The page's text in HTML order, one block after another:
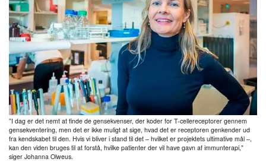
”I dag er det nemt at finde de gensekvenser, der koder for T-cellereceptorer gennem
gensekventering, men det er ikke muligt at sige, hvad det er receptoren genkender ud
fra kendskabet til den. Hvis vi bliver i stand til det – hvilket er projektets ultimative mål –,
kan den viden bruges til at forstå, hvilke patienter der vil have gavn af immunterapi,"
siger Johanna Olweus.